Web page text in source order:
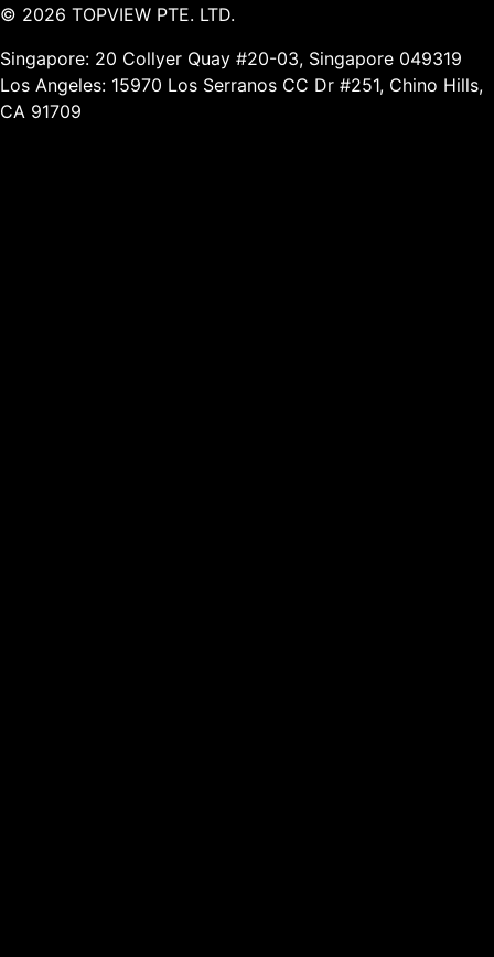
© 2026 TOPVIEW PTE. LTD.
Singapore: 20 Collyer Quay #20-03, Singapore 049319
Los Angeles: 15970 Los Serranos CC Dr #251, Chino Hills,
CA 91709